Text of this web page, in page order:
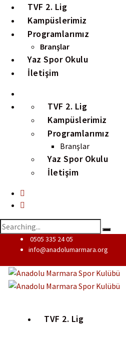
TVF 2. Lig
Kampüslerimiz
Programlarımız
Branşlar
Yaz Spor Okulu
İletişim
TVF 2. Lig
Kampüslerimiz
Programlarımız
Branşlar
Yaz Spor Okulu
İletişim
0505 335 24 05
info@anadolumarmara.org
TVF 2. Lig